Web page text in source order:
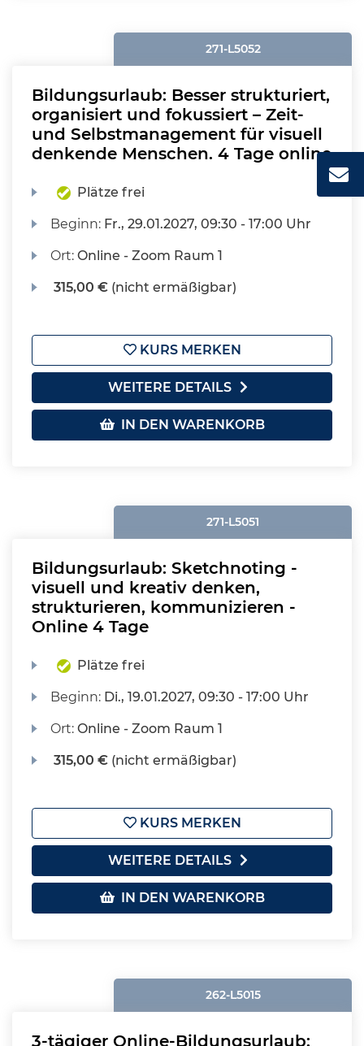
271-L5052
Bildungsurlaub: Besser strukturiert,
organisiert und fokussiert – Zeit-
und Selbstmanagement für visuell
denkende Menschen. 4 Tage online
Plätze frei
Beginn: Fr., 29.01.2027, 09:30 - 17:00 Uhr
Ort:Online - Zoom Raum 1
315,00 € (nicht ermäßigbar)
KURS MERKEN
WEITERE DETAILS
IN DEN WARENKORB
271-L5051
Bildungsurlaub: Sketchnoting -
visuell und kreativ denken,
strukturieren, kommunizieren -
Online 4 Tage
Plätze frei
Beginn: Di., 19.01.2027, 09:30 - 17:00 Uhr
Ort:Online - Zoom Raum 1
315,00 € (nicht ermäßigbar)
KURS MERKEN
WEITERE DETAILS
IN DEN WARENKORB
262-L5015
3-tägiger Online-Bildungsurlaub: